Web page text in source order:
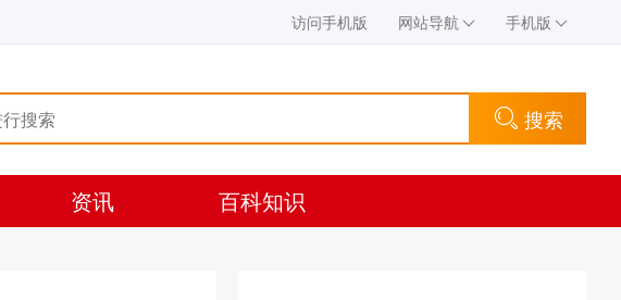
访问手机版 网站导航 手机版
搜索
资讯 百科知识